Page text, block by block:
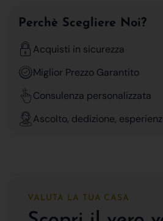
Perchè Scegliere Noi?
Acquisti in sicurezza
Miglior Prezzo Garantito
Consulenza personalizzata
Ascolto, dedizione,
VALUTA LA TUA CASA